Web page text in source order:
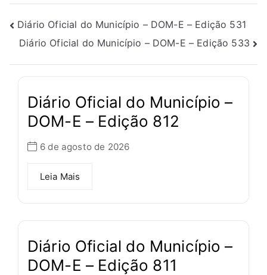
Diário Oficial do Município – DOM-E – Edição 531
Diário Oficial do Município – DOM-E – Edição 533
Diário Oficial do Município –
DOM-E – Edição 812
6 de agosto de 2026
Leia Mais
Diário Oficial do Município –
DOM-E – Edição 811